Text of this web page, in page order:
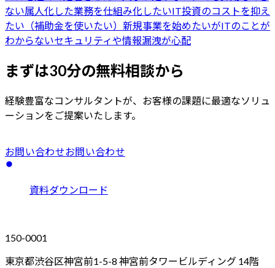
ない属人化した業務を仕組み化したいIT投資のコストを抑え
たい（補助金を使いたい） 新規事業を始めたいがITのことが
わからないセキュリティや情報漏洩が心配
まずは30分の無料相談から
経験豊富なコンサルタントが、お客様の課題に最適なソリュ
ーションをご提案いたします。
お問い合わせお問い合わせ
資料ダウンロード
150-0001
東京都渋谷区神宮前1-5-8 神宮前タワービルディング 14階